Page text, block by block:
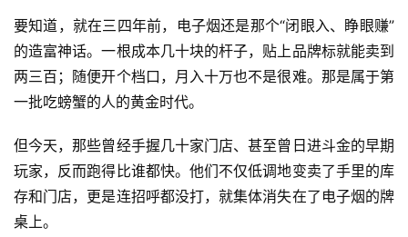
要知道，就在三四年前，电子烟还是那个“闭眼入、睁眼赚”
的造富神话。一根成本几十块的杆子，贴上品牌标就能卖到
两三百；随便开个档口，月入十万也不是很难。那是属于第
一批吃螃蟹的人的黄金时代。
但今天，那些曾经手握几十家门店、甚至曾日进斗金的早期
玩家，反而跑得比谁都快。他们不仅低调地变卖了手里的库
存和门店，更是连招呼都没打，就集体消失在了电子烟的牌
桌上。